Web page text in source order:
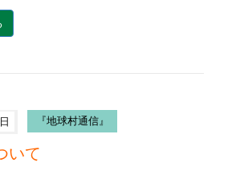
『地球村通信』
いて